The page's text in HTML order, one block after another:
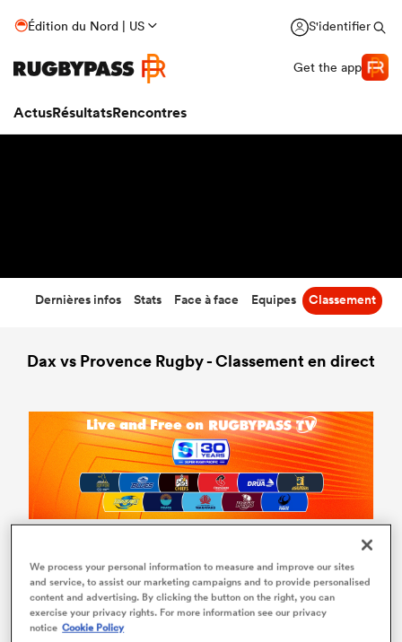
Édition du Nord | US S'identifier
Get the app
ActusRésultatsRencontres
Dernières infos Stats Face à face Equipes Classement
Dax vs Provence Rugby - Classement en direct
Pro D2
We process your personal information to measure and improve our sites
and service, to assist our marketing campaigns and to provide personalised
content and advertising. By clicking the button on the right, you can
exercise your privacy rights. For more information see our privacy
notice Cookie Policy